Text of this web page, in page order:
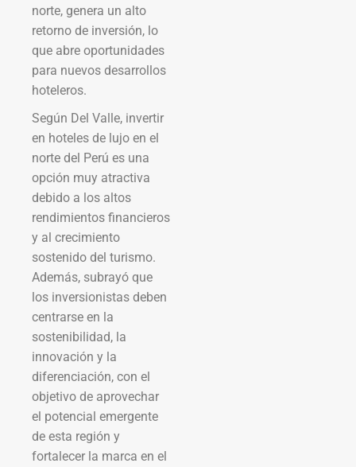
norte, genera un alto
retorno de inversión, lo
que abre oportunidades
para nuevos desarrollos
hoteleros.
Según Del Valle, invertir
en hoteles de lujo en el
norte del Perú es una
opción muy atractiva
debido a los altos
rendimientos financieros
y al crecimiento
sostenido del turismo.
Además, subrayó que
los inversionistas deben
centrarse en la
sostenibilidad, la
innovación y la
diferenciación, con el
objetivo de aprovechar
el potencial emergente
de esta región y
fortalecer la marca en el